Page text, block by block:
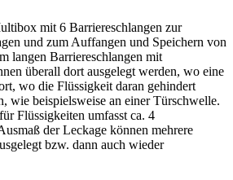
mit 6 Barriereschlangen zur
und zum Auffangen und Speichern von
langen Barriereschlangen mit
überall dort ausgelegt werden, wo eine
wo die Flüssigkeit daran gehindert
wie beispielsweise an einer Türschwelle.
Flüssigkeiten umfasst ca. 4
der Leckage können mehrere
bzw. dann auch wieder